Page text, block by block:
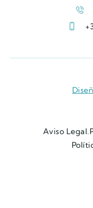
Aviso Legal.